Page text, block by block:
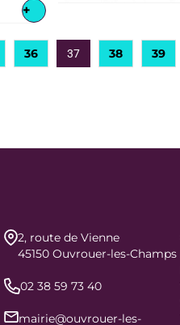
+
36 37 38 39
2, route de Vienne
45150 Ouvrouer-les-Champs
02 38 59 73 40
mairie@ouvrouer-les-